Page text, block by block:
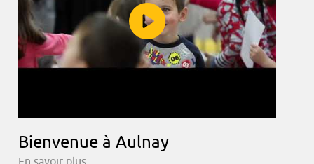
Bienvenue à Aulnay